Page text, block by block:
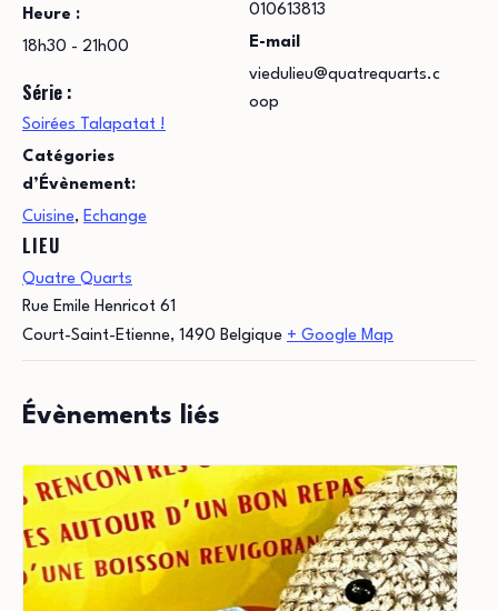
Heure :
18h30 - 21h00
Série :
Soirées Talapatat !
Catégories
d’Évènement:
Cuisine, Echange
LIEU
Quatre Quarts
Rue Emile Henricot 61
Court-Saint-Etienne, 1490 Belgique + Google Map
010613813
E-mail
viedulieu@quatrequarts.c
oop
Évènements liés